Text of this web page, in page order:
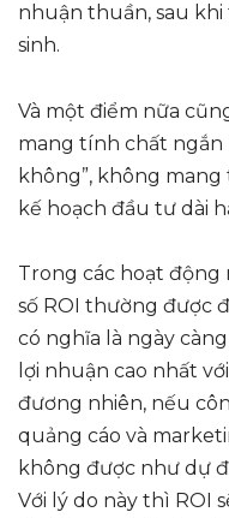
nhuận thuần, sau
sinh.
Và một điểm nữa
mang tính chất ngắn
không”, không
kế hoạch đầu tư dài
Trong các hoạt
số ROI thường được
có nghĩa là ngày
lợi nhuận cao nhất
đương nhiên, nếu
quảng cáo và
không được như dự
Với lý do này thì ROI